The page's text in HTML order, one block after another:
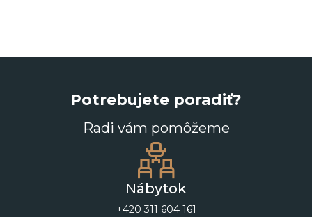
Potrebujete poradiť?
Radi vám pomôžeme
Nábytok
+420 311 604 161